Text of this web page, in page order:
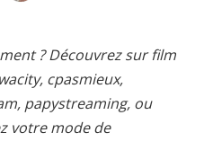
? Découvrez sur film
cpasmieux,
papystreaming, ou
votre mode de